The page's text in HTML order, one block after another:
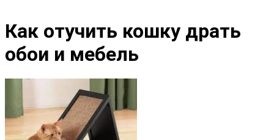
Как отучить кошку драть
обои и мебель